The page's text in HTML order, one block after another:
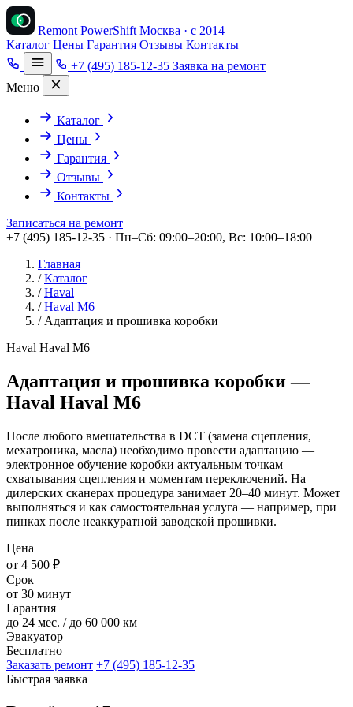
Remont PowerShift Москва · с 2014
Каталог Цены Гарантия Отзывы Контакты
+7 (495) 185-12-35 Заявка на ремонт
Меню
Каталог
Цены
Гарантия
Отзывы
Контакты
Записаться на ремонт
+7 (495) 185-12-35 · Пн–Сб: 09:00–20:00, Вс: 10:00–18:00
Главная
/ Каталог
/ Haval
/ Haval M6
/ Адаптация и прошивка коробки
Haval Haval M6
Адаптация и прошивка коробки —
Haval Haval M6
После любого вмешательства в DCT (замена сцепления,
мехатроника, масла) необходимо провести адаптацию —
электронное обучение коробки актуальным точкам
схватывания сцепления и моментам переключений. На
дилерских сканерах процедура занимает 20–40 минут. Может
выполняться и как самостоятельная услуга — например, при
пинках после неаккуратной заводской прошивки.
Цена
от 4 500 ₽
Срок
от 30 минут
Гарантия
до 24 мес. / до 60 000 км
Эвакуатор
Бесплатно
Заказать ремонт +7 (495) 185-12-35
Быстрая заявка